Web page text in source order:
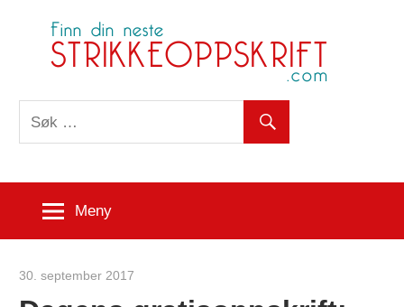
Meny
30. september 2017